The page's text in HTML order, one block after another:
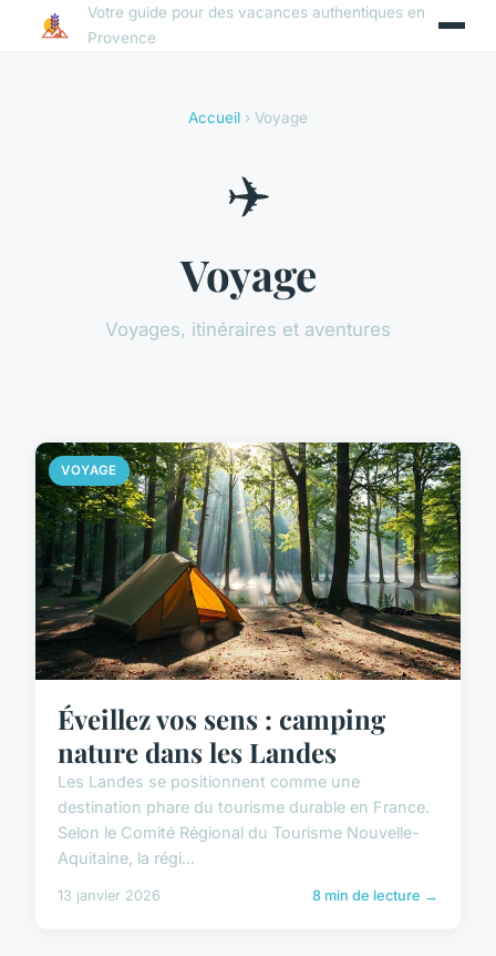
Votre guide pour des vacances authentiques en
Provence
Accueil › Voyage
✈️
Voyage
Voyages, itinéraires et aventures
VOYAGE
Éveillez vos sens : camping
nature dans les Landes
Les Landes se positionnent comme une
destination phare du tourisme durable en France.
Selon le Comité Régional du Tourisme Nouvelle-
Aquitaine, la régi...
13 janvier 2026 8 min de lecture →